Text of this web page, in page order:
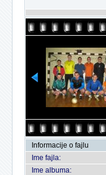
Informacije o fajlu
Ime fajla:
Ime albuma: